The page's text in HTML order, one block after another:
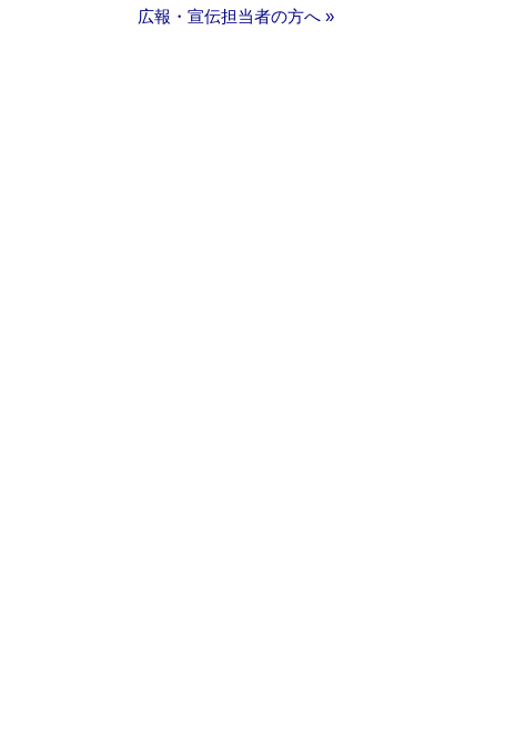
広報・宣伝担当者の方へ »